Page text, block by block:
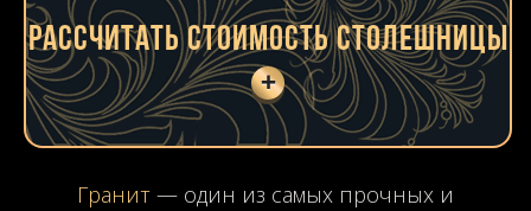
Рассчитать стоимость столешницы
+
Тип столешницы:
Кухонная В ванную
Прямая Угловая П-образная
Материал:
Мрамор Гранит Оникс
Кварцит
Кварц. агломерат
Агат
Травертин
Цвет:
Черный Белый Бежевый
Серый
Зеленый
Синий Голубой
Красный
Размеры (мм):
Контактные данные:
Гранит — один из самых прочных и